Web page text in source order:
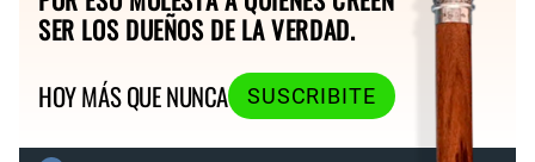
SER LOS DUEÑOS DE LA VERDAD.
HOY MÁS QUE NUNCA
SUSCRIBITE